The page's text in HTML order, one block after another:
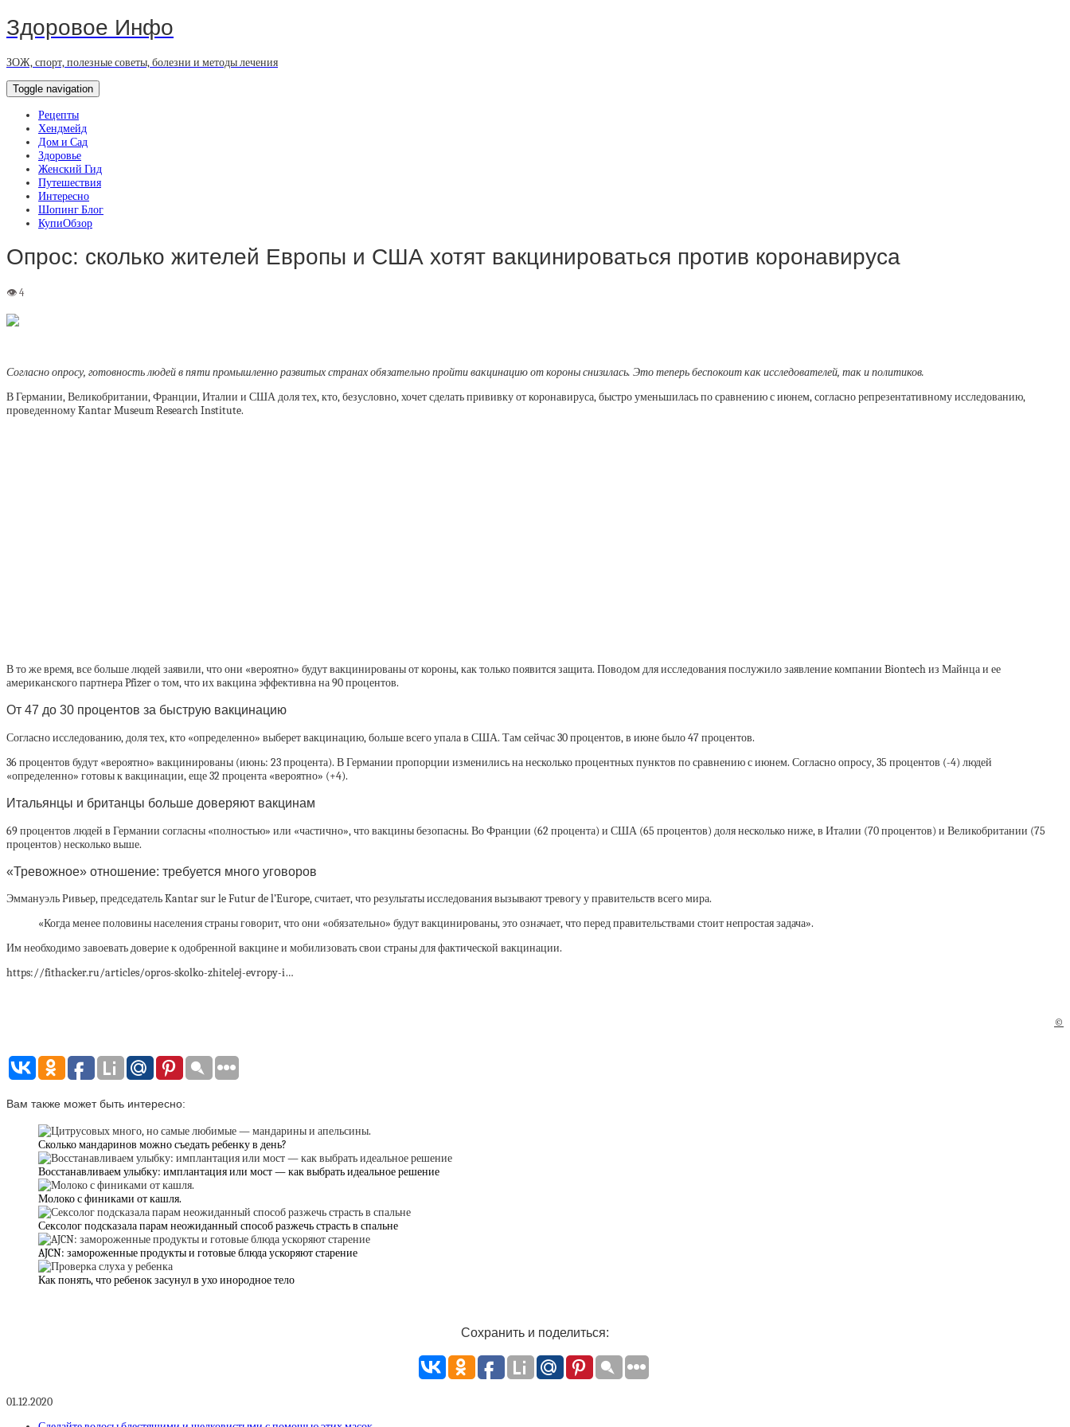
Здоровое Инфо
ЗОЖ, спорт, полезные советы, болезни и методы лечения
Toggle navigation
Рецепты
Хендмейд
Дом и Сад
Здоровье
Женский Гид
Путешествия
Интересно
Шопинг Блог
КупиОбзор
Опрос: сколько жителей Европы и США хотят вакцинироваться против коронавируса
Согласно опросу, готовность людей в пяти промышленно развитых странах обязательно пройти вакцинацию от короны снизилась. Это теперь беспокоит как исследователей, так и политиков.
В Германии, Великобритании, Франции, Италии и США доля тех, кто, безусловно, хочет сделать прививку от коронавируса, быстро уменьшилась по сравнению с июнем, согласно репрезентативному исследованию,
проведенному Kantar Museum Research Institute.
В то же время, все больше людей заявили, что они «вероятно» будут вакцинированы от короны, как только появится защита. Поводом для исследования послужило заявление компании Biontech из Майнца и ее
американского партнера Pfizer о том, что их вакцина эффективна на 90 процентов.
От 47 до 30 процентов за быструю вакцинацию
Согласно исследованию, доля тех, кто «определенно» выберет вакцинацию, больше всего упала в США. Там сейчас 30 процентов, в июне было 47 процентов.
36 процентов будут «вероятно» вакцинированы (июнь: 23 процента). В Германии пропорции изменились на несколько процентных пунктов по сравнению с июнем. Согласно опросу, 35 процентов (-4) людей
«определенно» готовы к вакцинации, еще 32 процента «вероятно» (+4).
Итальянцы и британцы больше доверяют вакцинам
69 процентов людей в Германии согласны «полностью» или «частично», что вакцины безопасны. Во Франции (62 процента) и США (65 процентов) доля несколько ниже, в Италии (70 процентов) и Великобритании (75
процентов) несколько выше.
«Тревожное» отношение: требуется много уговоров
Эммануэль Ривьер, председатель Kantar sur le Futur de l’Europe, считает, что результаты исследования вызывают тревогу у правительств всего мира.
«Когда менее половины населения страны говорит, что они «обязательно» будут вакцинированы, это означает, что перед правительствами стоит непростая задача».
Им необходимо завоевать доверие к одобренной вакцине и мобилизовать свои страны для фактической вакцинации.
https://fithacker.ru/articles/opros-skolko-zhitelej-evropy-i…
©
Вам также может быть интересно:
Сколько мандаринов можно съедать ребенку в день?
Восстанавливаем улыбку: имплантация или мост — как выбрать идеальное решение
Молоко с финиками от кашля.
Сексолог подсказала парам неожиданный способ разжечь страсть в спальне
AJCN: замороженные продукты и готовые блюда ускоряют старение
Как понять, что ребенок засунул в ухо инородное тело
Сохранить и поделиться:
01.12.2020